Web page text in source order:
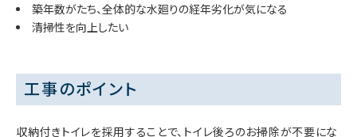
築年数がたち、全体的な水廻りの経年劣化が気になる
清掃性を向上したい
工事のポイント
収納付きトイレを採用することで、トイレ後ろのお掃除が不要にな